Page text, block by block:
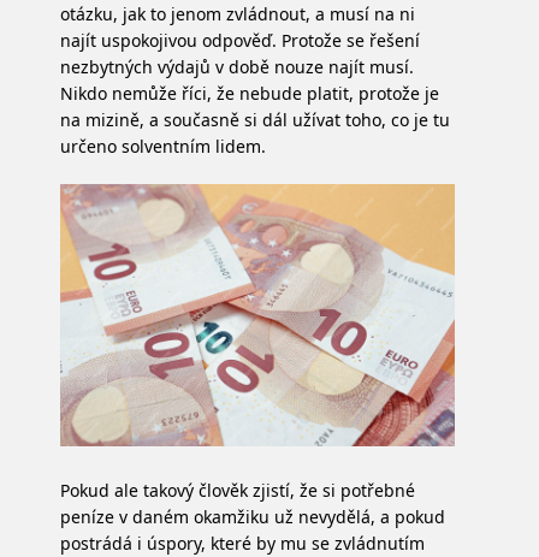
otázku, jak to jenom zvládnout, a musí na ni
najít uspokojivou odpověď. Protože se řešení
nezbytných výdajů v době nouze najít musí.
Nikdo nemůže říci, že nebude platit, protože je
na mizině, a současně si dál užívat toho, co je tu
určeno solventním lidem.
Pokud ale takový člověk zjistí, že si potřebné
peníze v daném okamžiku už nevydělá, a pokud
postrádá i úspory, které by mu se zvládnutím